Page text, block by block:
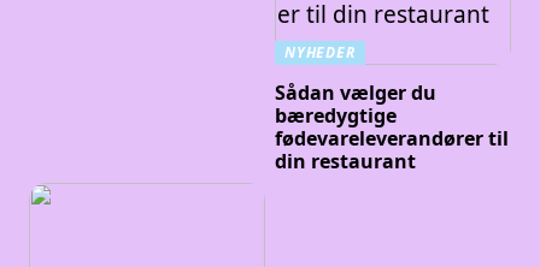
NYHEDER
Sådan vælger du
bæredygtige
fødevareleverandører til
din restaurant